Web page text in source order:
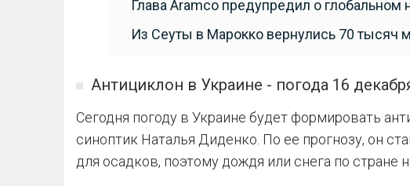
Глава Aramco предупредил о глобальном
Из Сеуты в Марокко вернулись 70 тысяч
Антициклон в Украине - погода 16
Сегодня погоду в Украине будет формировать
синоптик Наталья Диденко. По ее прогнозу, он
для осадков, поэтому дождя или снега по стране